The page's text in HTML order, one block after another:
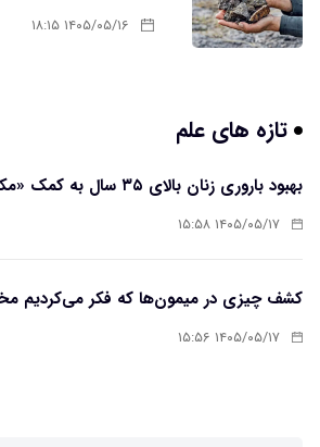
۱۴۰۵/۰۵/۱۶ ۱۸:۱۵
تازه های علم
بهبود باروری زنان بالای ۳۵ سال به کمک «مکمل‌های باکتریایی»
۱۴۰۵/۰۵/۱۷ ۱۵:۵۸
کشف چیزی در میمون‌ها که فکر می‌کردیم
۱۴۰۵/۰۵/۱۷ ۱۵:۵۶